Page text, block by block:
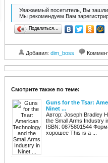
Уважаемый посетитель, Вы зашли
Мы рекомендуем Вам
Поделиться…
Добавил: dim_boss
Смотрите также по теме:
Guns for the Tsar:
Ninet ...
Автор: Joseph Bradley
the Small Arms Industry
ISBN: 0875801544
хорошее This is a ...